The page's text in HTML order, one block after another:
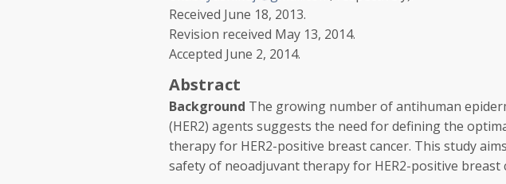
Received June 18, 2013.
Revision received May 13, 2014.
Accepted June 2, 2014.
Abstract
Background The growing number of antihuman
(HER2) agents suggests the need for defining the
therapy for HER2-positive breast cancer. This study
safety of neoadjuvant therapy for HER2-positive breast